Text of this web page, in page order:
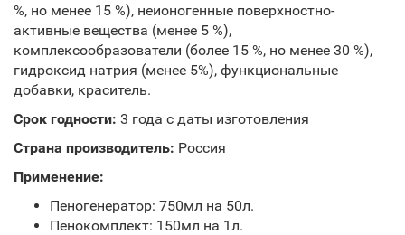
%, но менее 15 %), неионогенные поверхностно-
активные вещества (менее 5 %),
комплексообразователи (более 15 %, но менее 30 %),
гидроксид натрия (менее 5%), функциональные
добавки, краситель.
Срок годности: 3 года с даты изготовления
Страна производитель: Россия
Применение:
Пеногенератор: 750мл на 50л.
Пенокомплект: 150мл на 1л.